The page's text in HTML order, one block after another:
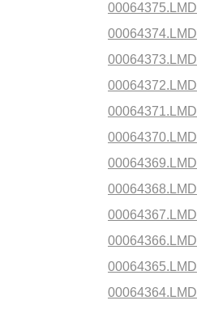
00064375.LMD
00064374.LMD
00064373.LMD
00064372.LMD
00064371.LMD
00064370.LMD
00064369.LMD
00064368.LMD
00064367.LMD
00064366.LMD
00064365.LMD
00064364.LMD